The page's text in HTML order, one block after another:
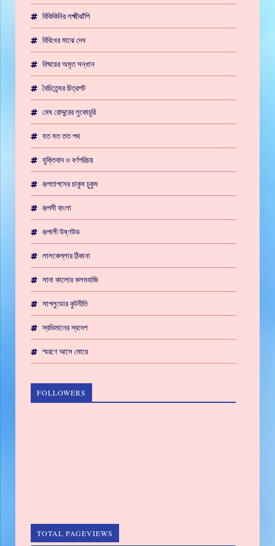
বিকিকিনির লক্ষ্মীঝাঁপি
বিবিধের মাঝে দেখ
বিষ্ময়ের অমৃত সন্ধান
বৈচিত্র্যের চিত্রপট
মেঘ রোদ্দুরের লুকোচুরি
যত মত তত পথ
যুক্তিবাদ ও বর্ণপরিচয়
রূপতাপসের চাকুম চুকুম
রূপসী বাংলা
রূপালী উষ্ণউড
লালকেল্লার ঠিকানা
সাদা কালোর কলমবাজি
সাপলুডোর কুটনীতি
স্বভিমানের স্বদেশ
স্মরণে আসে মোরে
FOLLOWERS
TOTAL PAGEVIEWS